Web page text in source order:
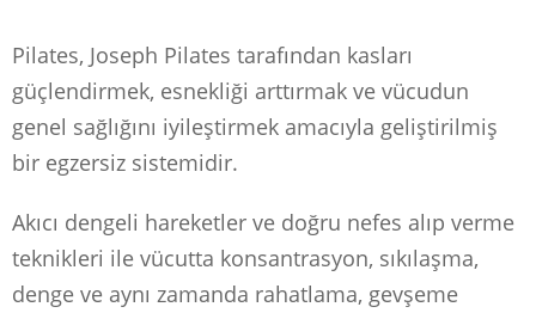
Pilates, Joseph Pilates tarafından kasları
güçlendirmek, esnekliği arttırmak ve vücudun
genel sağlığını iyileştirmek amacıyla geliştirilmiş
bir egzersiz sistemidir.
Akıcı dengeli hareketler ve doğru nefes alıp verme
teknikleri ile vücutta konsantrasyon, sıkılaşma,
denge ve aynı zamanda rahatlama, gevşeme